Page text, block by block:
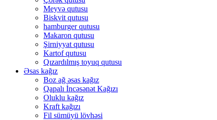
Meyvə qutusu
Biskvit qutusu
hamburger qutusu
Makaron qutusu
Şirniyyat qutusu
Kartof qutusu
Qızardılmış toyuq qutusu
Əsas kağız
Boz ağ əsas kağız
Qapalı İncəsənət Kağızı
Oluklu kağız
Kraft kağızı
Fil sümüyü lövhəsi